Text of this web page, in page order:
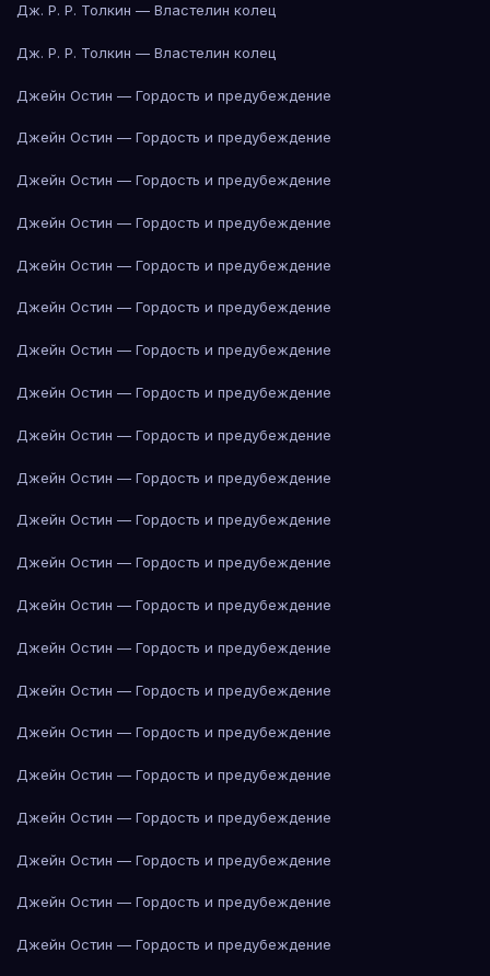
Дж. Р. Р. Толкин — Властелин колец
Дж. Р. Р. Толкин — Властелин колец
Джейн Остин — Гордость и предубеждение
Джейн Остин — Гордость и предубеждение
Джейн Остин — Гордость и предубеждение
Джейн Остин — Гордость и предубеждение
Джейн Остин — Гордость и предубеждение
Джейн Остин — Гордость и предубеждение
Джейн Остин — Гордость и предубеждение
Джейн Остин — Гордость и предубеждение
Джейн Остин — Гордость и предубеждение
Джейн Остин — Гордость и предубеждение
Джейн Остин — Гордость и предубеждение
Джейн Остин — Гордость и предубеждение
Джейн Остин — Гордость и предубеждение
Джейн Остин — Гордость и предубеждение
Джейн Остин — Гордость и предубеждение
Джейн Остин — Гордость и предубеждение
Джейн Остин — Гордость и предубеждение
Джейн Остин — Гордость и предубеждение
Джейн Остин — Гордость и предубеждение
Джейн Остин — Гордость и предубеждение
Джейн Остин — Гордость и предубеждение